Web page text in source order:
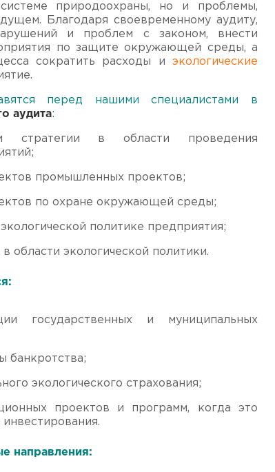
природоохраны, но и проблемы,
Благодаря своевременному аудиту,
и проблем с законом, внести
по защите окружающей среды, а
сократить расходы и
экологические
перед нашими специалистами в
аудита:
стратегии в области проведения
промышленных проектов;
по охране окружающей среды;
политике предприятия;
области экологической политики.
государственных и муниципальных
банкротства;
экологического страхования;
проектов и программ, когда это
направления: